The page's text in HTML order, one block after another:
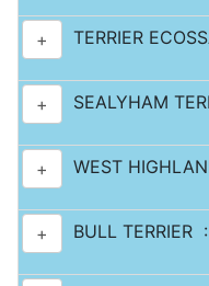
+ TERRIER
+ SEALYHAM
+ WEST
+ BULL